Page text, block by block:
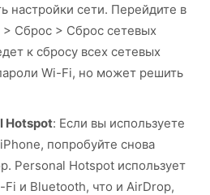
настройки сети. Перейдите в
Сброс > Сброс сетевых
к сбросу всех сетевых
Wi-Fi, но может решить
Hotspot: Если вы используете
попробуйте снова
Personal Hotspot использует
и Bluetooth, что и AirDrop,